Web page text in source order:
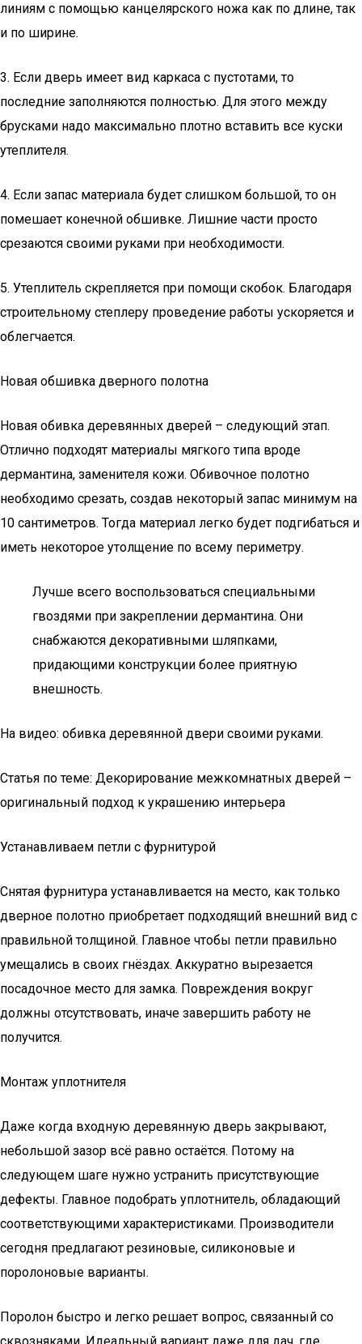
линиям с помощью канцелярского ножа как по длине, так
и по ширине.
3. Если дверь имеет вид каркаса с пустотами, то
последние заполняются полностью. Для этого между
брусками надо максимально плотно вставить все куски
утеплителя.
4. Если запас материала будет слишком большой, то он
помешает конечной обшивке. Лишние части просто
срезаются своими руками при необходимости.
5. Утеплитель скрепляется при помощи скобок. Благодаря
строительному степлеру проведение работы ускоряется и
облегчается.
Новая обшивка дверного полотна
Новая обивка деревянных дверей – следующий этап.
Отлично подходят материалы мягкого типа вроде
дермантина, заменителя кожи. Обивочное полотно
необходимо срезать, создав некоторый запас минимум на
10 сантиметров. Тогда материал легко будет подгибаться и
иметь некоторое утолщение по всему периметру.
Лучше всего воспользоваться специальными
гвоздями при закреплении дермантина. Они
снабжаются декоративными шляпками,
придающими конструкции более приятную
внешность.
На видео: обивка деревянной двери своими руками.
Статья по теме: Декорирование межкомнатных дверей –
оригинальный подход к украшению интерьера
Устанавливаем петли с фурнитурой
Снятая фурнитура устанавливается на место, как только
дверное полотно приобретает подходящий внешний вид с
правильной толщиной. Главное чтобы петли правильно
умещались в своих гнёздах. Аккуратно вырезается
посадочное место для замка. Повреждения вокруг
должны отсутствовать, иначе завершить работу не
получится.
Монтаж уплотнителя
Даже когда входную деревянную дверь закрывают,
небольшой зазор всё равно остаётся. Потому на
следующем шаге нужно устранить присутствующие
дефекты. Главное подобрать уплотнитель, обладающий
соответствующими характеристиками. Производители
сегодня предлагают резиновые, силиконовые и
поролоновые варианты.
Поролон быстро и легко решает вопрос, связанный со